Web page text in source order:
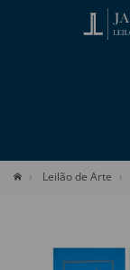
Leilão de Arte